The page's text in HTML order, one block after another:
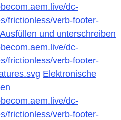
dc-
frictionless/verb-footer-
Ausfüllen und unterschreiben
dc-
frictionless/verb-footer-
Elektronische
dc-
frictionless/verb-footer-